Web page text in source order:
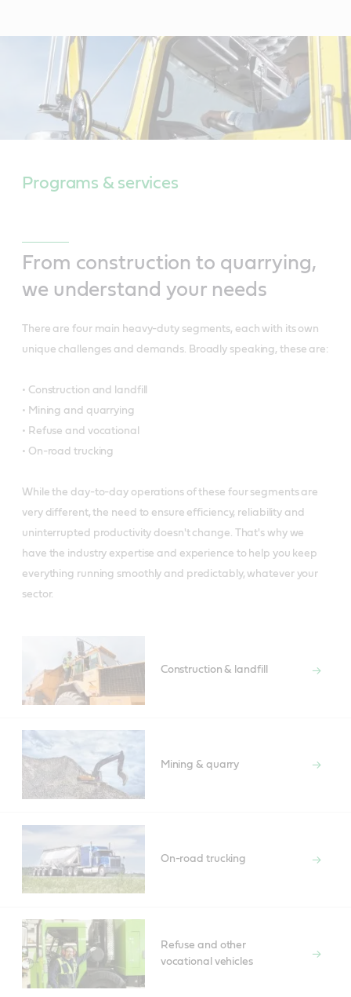
Programs & services
From construction to quarrying,
we understand your needs
There are four main heavy-duty segments, each with its own
unique challenges and demands. Broadly speaking, these are:
• Construction and landfill
• Mining and quarrying
• Refuse and vocational
• On-road trucking
While the day-to-day operations of these four segments are
very different, the need to ensure efficiency, reliability and
uninterrupted productivity doesn't change. That's why we
have the industry expertise and experience to help you keep
everything running smoothly and predictably, whatever your
sector.
Construction & landfill
Mining & quarry
On-road trucking
Refuse and other
vocational vehicles